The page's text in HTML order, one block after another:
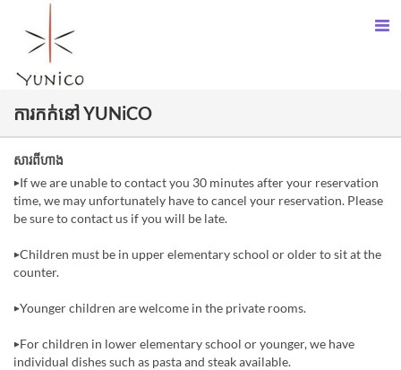
ការកក់នៅ YUNiCO
សារពីហាង
▶︎If we are unable to contact you 30 minutes after your reservation
time, we may unfortunately have to cancel your reservation. Please
be sure to contact us if you will be late.
▶︎Children must be in upper elementary school or older to sit at the
counter.
▶︎Younger children are welcome in the private rooms.
▶︎For children in lower elementary school or younger, we have
individual dishes such as pasta and steak available.